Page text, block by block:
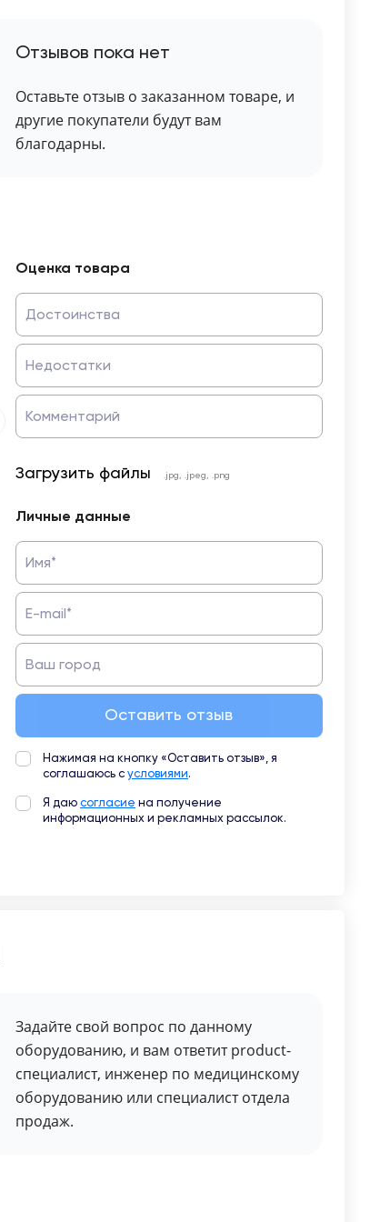
Отзывов пока нет
Оставьте отзыв о заказанном товаре, и
другие покупатели будут вам
благодарны.
Оценка товара
Достоинства
Недостатки
Комментарий
Загрузить файлы .jpg, .jpeg, .png
Личные данные
Имя*
E-mail*
Ваш город
Оставить отзыв
Нажимая на кнопку «Оставить отзыв», я
соглашаюсь с условиями.
Я даю согласие на получение
информационных и рекламных рассылок.
Задайте свой вопрос по данному
оборудованию, и вам ответит product-
специалист, инженер по медицинскому
оборудованию или специалист отдела
продаж.